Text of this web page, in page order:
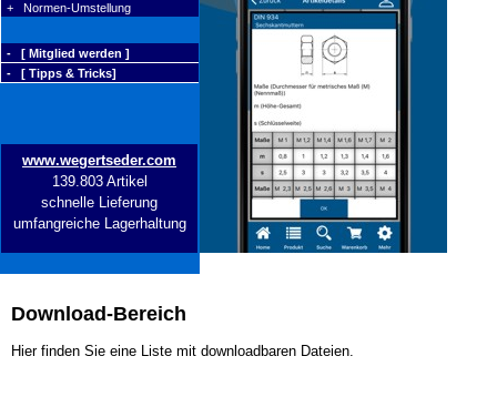
+ Normen-Umstellung
- [ Mitglied werden ]
- [ Tipps & Tricks]
www.wegertseder.com
139.803 Artikel
schnelle Lieferung
umfangreiche Lagerhaltung
Download-Bereich
Hier finden Sie eine Liste mit downloadbaren Dateien.